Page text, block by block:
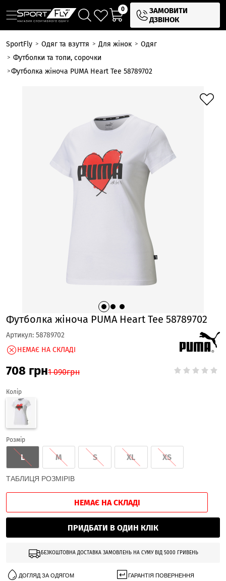
0
ЗАМОВИТИ
ДЗВІНОК
SportFly Одяг та взуття Для жінок
Одяг
Футболки та топи, сорочки
Футболка жіноча PUMA Heart Tee 58789702
Футболка жіноча PUMA Heart Tee 58789702
Артикул: 58789702
НЕМАЄ НА СКЛАДІ
708 грн1 090грн
Колір
Розмір
L M S XL XS
ТАБЛИЦЯ РОЗМІРІВ
НЕМАЄ НА СКЛАДІ
ПРИДБАТИ В ОДИН КЛІК
БЕЗКОШТОВНА ДОСТАВКА ЗАМОВЛЕНЬ НА СУМУ ВІД 5000 ГРИВЕНЬ
ДОГЛЯД ЗА ОДЯГОМ ГАРАНТІЯ ПОВЕРНЕННЯ